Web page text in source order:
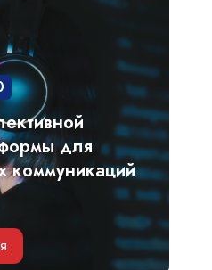
для
коммуникаций